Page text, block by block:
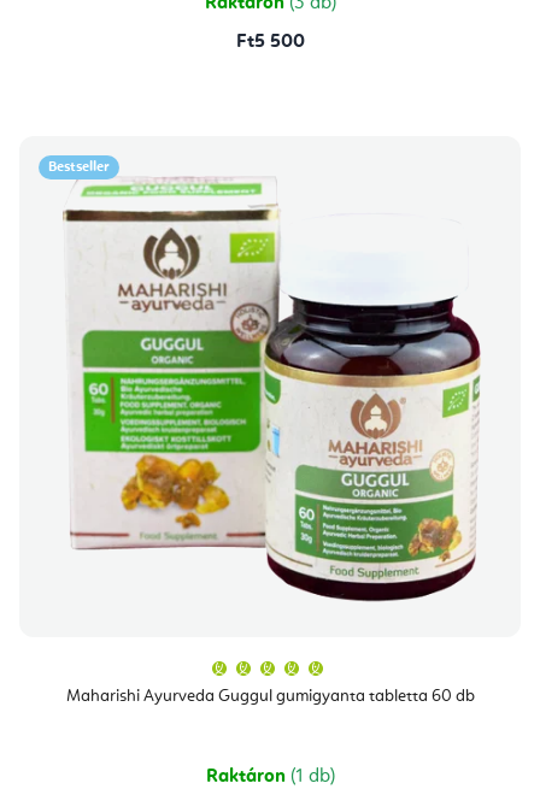
Raktáron (3 db)
Ft5 500
Bestseller
Maharishi Ayurveda Guggul gumigyanta tabletta 60 db
átlagos
értékelése
csillag.
Raktáron (1 db)